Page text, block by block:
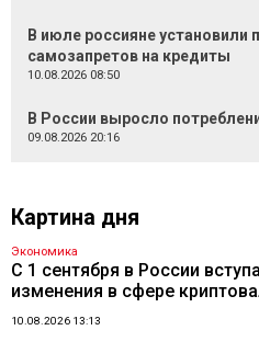
В июле россияне установили
самозапретов на кредиты
10.08.2026 08:50
В России выросло
09.08.2026 20:16
Картина дня
Экономика
С 1 сентября в России
изменения в сфере
10.08.2026 13:13